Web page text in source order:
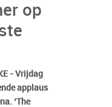
op
- Vrijdag
applaus
‘The